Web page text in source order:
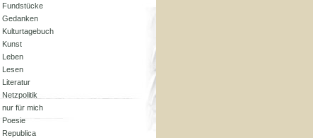
Fundstücke
Gedanken
Kulturtagebuch
Kunst
Leben
Lesen
Literatur
Netzpolitik
nur für mich
Poesie
Republica